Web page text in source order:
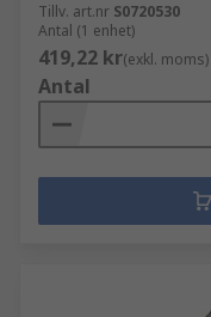
Tillv. art.nr S0720530
Antal (1 enhet)
419,22 kr(exkl. moms)
Antal